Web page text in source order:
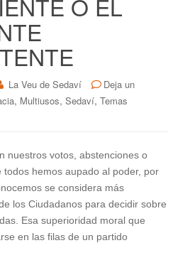
La Veu de Sedaví
Deja un
, Multiusos, Sedaví, Temas
nuestros votos, abstenciones o
todos hemos aupado al poder, por
se considera más
los Ciudadanos para decidir sobre
Esa superioridad moral que
en las filas de un partido